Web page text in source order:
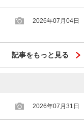
2026年07月04日
記事をもっと見る
2026年07月31日